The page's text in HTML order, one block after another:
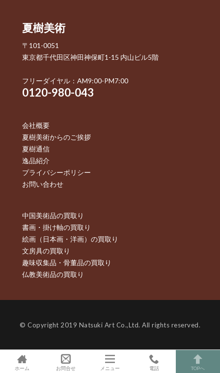
夏樹美術
〒101-0051
東京都千代田区神田神保町1-15 内山ビル5階
フリーダイヤル：AM9:00-PM7:00
0120-980-043
会社概要
夏樹美術からのご挨拶
夏樹通信
逸品紹介
プライバシーポリシー
お問い合わせ
中国美術品の買取り
書画・掛け軸の買取り
絵画（日本画・洋画）の買取り
文房具の買取り
趣味収集品・骨董品の買取り
仏教美術品の買取り
© Copyright 2019 Natsuki Art Co.,Ltd. All rights reserved.
ホーム お問合せ メニュー 電話 TOPへ